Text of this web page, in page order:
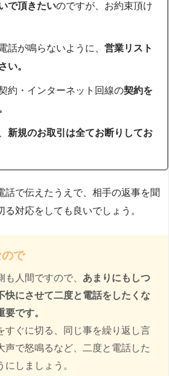
で頂きたいのですが、お約束頂け
話が鳴らないように、営業リスト
い。
約・インターネット回線の契約を
新規のお取引は全てお断りしてお
話で伝えたうえで、相手の返事を聞
る対応をしても良いでしょう。
で
人間ですので、 あまりにもしつ
快にさせて二度と電話をしたくな
です。
すぐに切る、同じ事を繰り返し言
声で怒鳴るなど、二度と電話した
にしましょう。